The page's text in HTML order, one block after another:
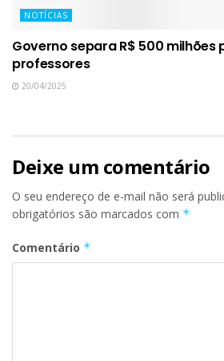
NOTÍCIAS
Governo separa R$ 500 milhões
professores
20/04/2025
Deixe um comentário
O seu endereço de e-mail não será
obrigatórios são marcados com *
Comentário *